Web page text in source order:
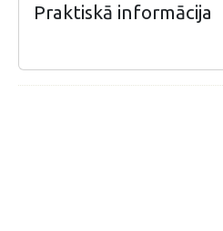
Praktiskā informācija